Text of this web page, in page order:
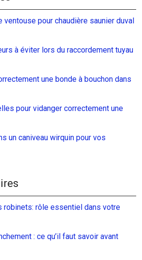
ventouse pour chaudière saunier duval
à éviter lors du raccordement tuyau
une bonde à bouchon dans
pour vidanger correctement une
un caniveau wirquin pour vos
rôle essentiel dans votre
: ce qu’il faut savoir avant